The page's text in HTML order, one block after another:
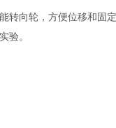
转向轮，方便位移和固定
验。